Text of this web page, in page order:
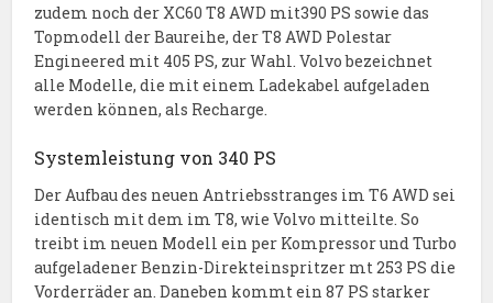
zudem noch der XC60 T8 AWD mit390 PS sowie das
Topmodell der Baureihe, der T8 AWD Polestar
Engineered mit 405 PS, zur Wahl. Volvo bezeichnet
alle Modelle, die mit einem Ladekabel aufgeladen
werden können, als Recharge.
Systemleistung von 340 PS
Der Aufbau des neuen Antriebsstranges im T6 AWD sei
identisch mit dem im T8, wie Volvo mitteilte. So
treibt im neuen Modell ein per Kompressor und Turbo
aufgeladener Benzin-Direkteinspritzer mt 253 PS die
Vorderräder an. Daneben kommt ein 87 PS starker